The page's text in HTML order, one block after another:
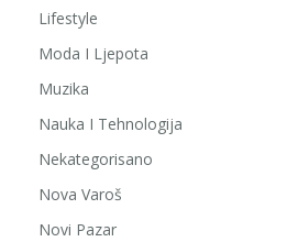
Lifestyle
Moda I Ljepota
Muzika
Nauka I Tehnologija
Nekategorisano
Nova Varoš
Novi Pazar